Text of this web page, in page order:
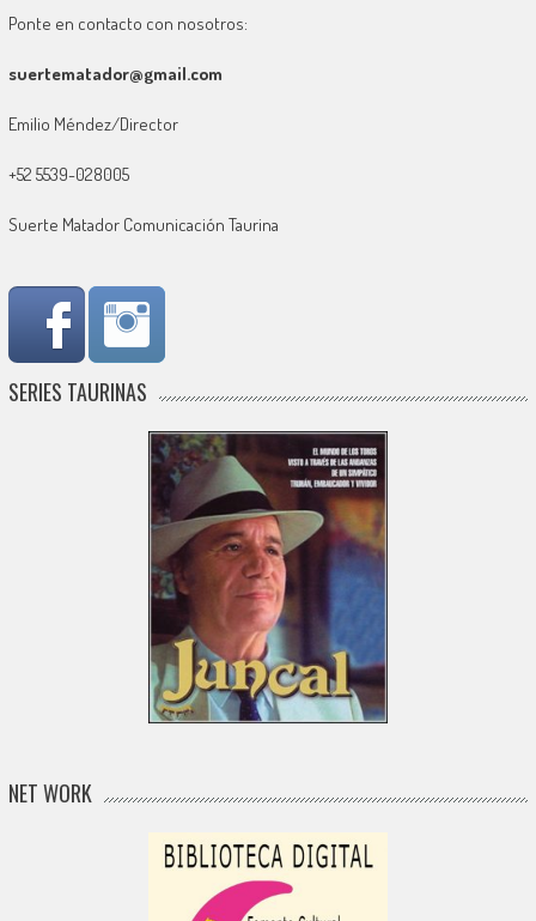
Ponte en contacto con nosotros:
suertematador@gmail.com
Emilio Méndez/Director
+52 5539-028005
Suerte Matador Comunicación Taurina
SERIES TAURINAS
NET WORK